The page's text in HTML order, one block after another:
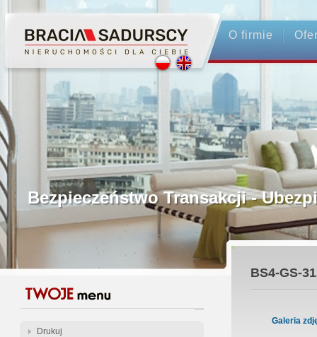
O firmie
Profesjonalne Pośrednictwo
Bezpieczeństwo Transakcji -
Licencjonowani Pośrednicy
Gwarancja Zwrotu Zadatku
Gratis - Przedwstępna Umowa
Drukuj
BS4-GS-
Galeria